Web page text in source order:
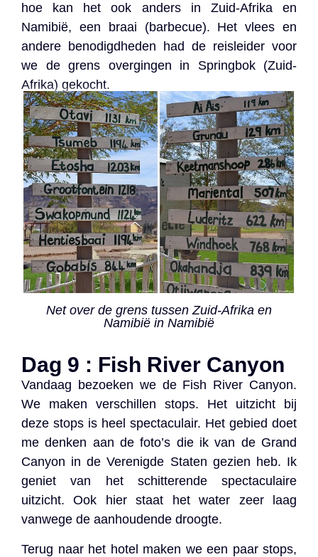
hoe kan het ook anders in Zuid-Afrika en
Namibië, een braai (barbecue). Het vlees en
andere benodigdheden had de reisleider voor
we de grens overgingen in Springbok (Zuid-
Afrika) gekocht.
Net over de grens tussen Zuid-Afrika en
Namibië in Namibië
Dag 9 : Fish River Canyon
Vandaag bezoeken we de Fish River Canyon.
We maken verschillen stops. Het uitzicht bij
deze stops is heel spectaculair. Het gebied doet
me denken aan de foto’s die ik van de Grand
Canyon in de Verenigde Staten gezien heb. Ik
geniet van het schitterende spectaculaire
uitzicht. Ook hier staat het water zeer laag
vanwege de aanhoudende droogte.
Terug naar het hotel maken we een paar stops,